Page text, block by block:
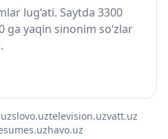
lug‘ati. Saytda 3300
ga yaqin sinonim so‘zlar
slovo.uztelevision.uzvatt.uz
havo.uz